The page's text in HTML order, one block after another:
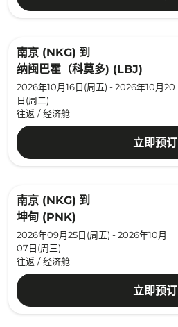
南京 (NKG) 到
纳闽巴霍（科莫多) (LBJ)
2026年10月16日(周五) - 2026年10月20
日(周二)
往返 / 经济舱
立即预订
南京 (NKG) 到
坤甸 (PNK)
2026年09月25日(周五) - 2026年10月
07日(周三)
往返 / 经济舱
立即预订